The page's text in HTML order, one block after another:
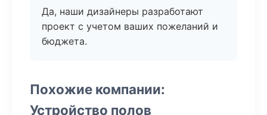
Да, наши дизайнеры разработают
проект с учетом ваших пожеланий и
бюджета.
Похожие компании:
Устройство полов